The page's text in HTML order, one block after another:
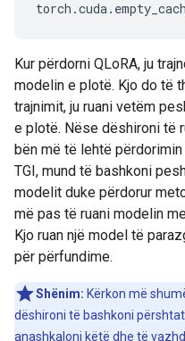
Kur përdorni QLoRA, ju
modelin e plotë. Kjo do të
trajnimit, ju ruani vetëm
e plotë. Nëse dëshironi të
bën më të lehtë
TGI, mund të bashkoni
modelit duke përdorur
më pas të ruani modelin
Kjo ruan një model të
për përfundime.
Shënim: Kërkon më
dëshironi të bashkoni
anashkaloni këtë dhe të